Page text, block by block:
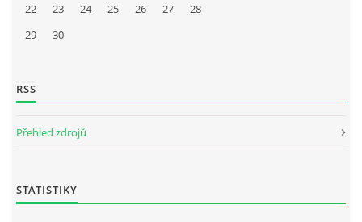
22
23 24 25 26 27
28
29
30
RSS
Přehled zdrojů
STATISTIKY